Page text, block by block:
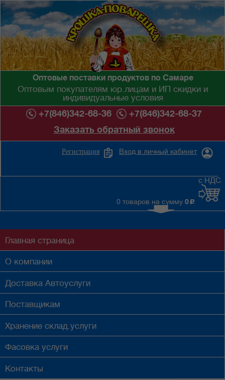
Оптовые поставки продуктов по Самаре
Оптовым покупателям юр.лицам и ИП скидки и
индивидуальные условия
+7(846)342-68-36
+7(846)342-68-37
Заказать обратный звонок
Вход в личный кабинет
Регистрация
0 товаров на сумму 0 c
с НДС
Главная страница
О компании
Доставка Автоуслуги
Поставщикам
Хранение склад.услуги
Фасовка услуги
Контакты